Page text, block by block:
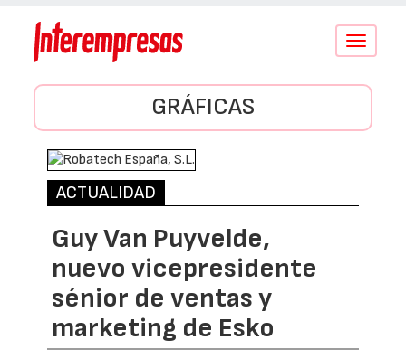
Conmutar
GRÁFICAS
ACTUALIDAD
Guy Van Puyvelde,
nuevo vicepresidente
sénior de ventas y
marketing de Esko